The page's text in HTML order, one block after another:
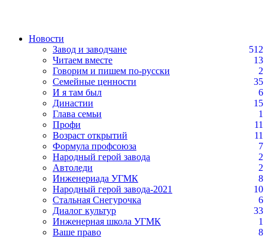
Новости
Завод и заводчане
512
Читаем вместе
13
Говорим и пишем по-русски
2
Семейные ценности
35
И я там был
6
Династии
15
Глава семьи
1
Профи
11
Возраст открытий
11
Формула профсоюза
7
Народный герой завода
2
Автоледи
2
Инженериада УГМК
8
Народный герой завода-2021
10
Стальная Снегурочка
6
Диалог культур
33
Инженерная школа УГМК
1
Ваше право
8